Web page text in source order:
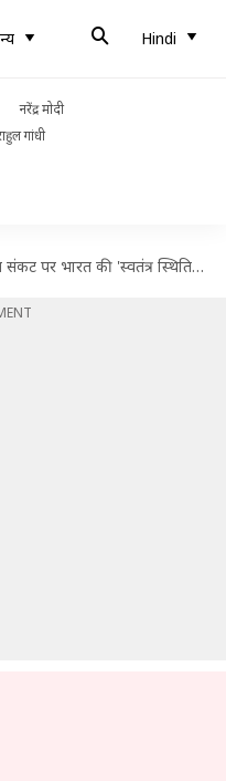
Hindi
नरेंद्र मोदी
गांधी
भारत की 'स्वतंत्र स्थिति' का स्वागत किया